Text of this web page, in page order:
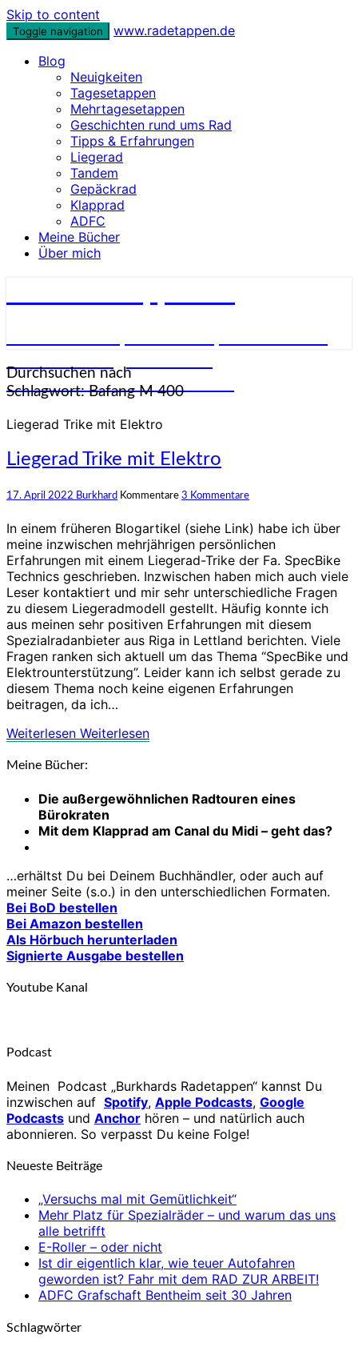
Skip to content
Toggle navigation
www.radetappen.de
Blog
Neuigkeiten
Tagesetappen
Mehrtagesetappen
Geschichten rund ums Rad
Tipps & Erfahrungen
Liegerad
Tandem
Gepäckrad
Klapprad
ADFC
Meine Bücher
Über mich
unterschiedlichsten Rädern
Durchsuchen nach
Schlagwort:Bafang M 400
Liegerad Trike mit Elektro
Liegerad Trike mit Elektro
17. April 2022 Burkhard Kommentare 3 Kommentare
In einem früheren Blogartikel (siehe Link) habe ich über
meine inzwischen mehrjährigen persönlichen
Erfahrungen mit einem Liegerad-Trike der Fa. SpecBike
Technics geschrieben. Inzwischen haben mich auch viele
Leser kontaktiert und mir sehr unterschiedliche Fragen
zu diesem Liegeradmodell gestellt. Häufig konnte ich
aus meinen sehr positiven Erfahrungen mit diesem
Spezialradanbieter aus Riga in Lettland berichten. Viele
Fragen ranken sich aktuell um das Thema “SpecBike und
Elektrounterstützung”. Leider kann ich selbst gerade zu
diesem Thema noch keine eigenen Erfahrungen
beitragen, da ich…
Weiterlesen Weiterlesen
Meine Bücher:
Die außergewöhnlichen Radtouren eines
Bürokraten
Mit dem Klapprad am Canal du Midi – geht das?
…erhältst Du bei Deinem Buchhändler, oder auch auf
meiner Seite (s.o.) in den unterschiedlichen Formaten.
Bei BoD bestellen
Bei Amazon bestellen
Als Hörbuch herunterladen
Signierte Ausgabe bestellen
Youtube Kanal
Podcast
Meinen Podcast „Burkhards Radetappen“ kannst Du
inzwischen auf Spotify, Apple Podcasts, Google
Podcasts und Anchor hören – und natürlich auch
abonnieren. So verpasst Du keine Folge!
Neueste Beiträge
„Versuchs mal mit Gemütlichkeit“
Mehr Platz für Spezialräder – und warum das uns
alle betrifft
E-Roller – oder nicht
Ist dir eigentlich klar, wie teuer Autofahren
geworden ist? Fahr mit dem RAD ZUR ARBEIT!
ADFC Grafschaft Bentheim seit 30 Jahren
Schlagwörter